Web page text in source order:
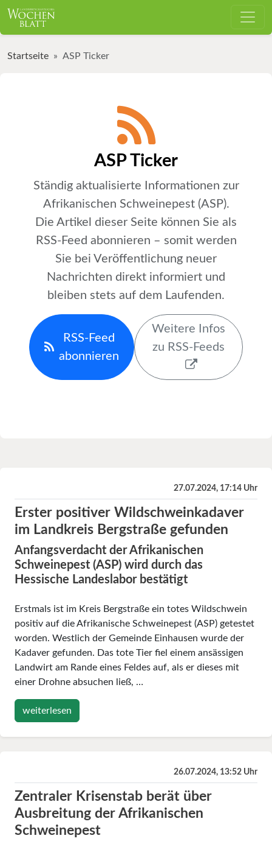
Startseite ASP Ticker
ASP Ticker
Ständig aktualisierte Informationen zur
Afrikanischen Schweinepest (ASP).
Die Artikel dieser Seite können Sie als
RSS-Feed abonnieren – somit werden
Sie bei Veröffentlichung neuer
Nachrichten direkt informiert und
bleiben stets auf dem Laufenden.
RSS-Feed
abonnieren
Weitere Infos
zu RSS-Feeds
27.07.2024, 17:14 Uhr
Erster positiver Wildschweinkadaver
im Landkreis Bergstraße gefunden
Anfangsverdacht der Afrikanischen
Schweinepest (ASP) wird durch das
Hessische Landeslabor bestätigt
Erstmals ist im Kreis Bergstraße ein totes Wildschwein
positiv auf die Afrikanische Schweinepest (ASP) getestet
worden. Westlich der Gemeinde Einhausen wurde der
Kadaver gefunden. Das tote Tier fiel einem ansässigen
Landwirt am Rande eines Feldes auf, als er dieses mit
einer Drohne absuchen ließ, …
weiterlesen
26.07.2024, 13:52 Uhr
Zentraler Krisenstab berät über
Ausbreitung der Afrikanischen
Schweinepest